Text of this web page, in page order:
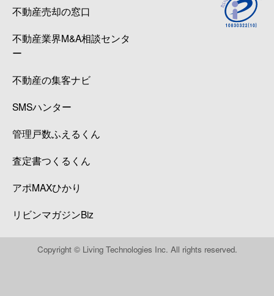
不動産売却の窓口
不動産業界M&A相談センタ
ー
不動産の集客ナビ
SMSハンター
管理戸数ふえるくん
査定書つくるくん
アポMAXひかり
リビンマガジンBiz
Copyright © Living Technologies Inc. All rights reserved.